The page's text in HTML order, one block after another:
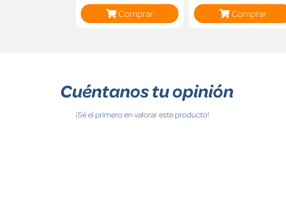
Comprar Comprar
Cuéntanos tu opinión
¡Sé el primero en valorar este producto!